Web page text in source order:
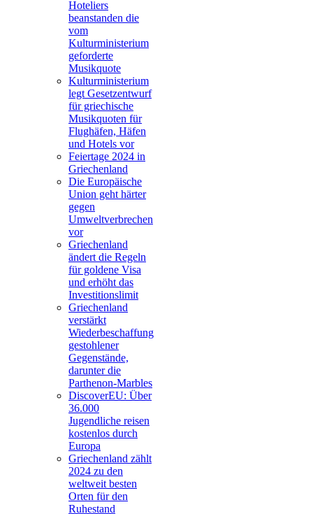
Hoteliers
beanstanden die
vom
Kulturministerium
geforderte
Musikquote
Kulturministerium
legt Gesetzentwurf
für griechische
Musikquoten für
Flughäfen, Häfen
und Hotels vor
Feiertage 2024 in
Griechenland
Die Europäische
Union geht härter
gegen
Umweltverbrechen
vor
Griechenland
ändert die Regeln
für goldene Visa
und erhöht das
Investitionslimit
Griechenland
verstärkt
Wiederbeschaffung
gestohlener
Gegenstände,
darunter die
Parthenon-Marbles
DiscoverEU: Über
36.000
Jugendliche reisen
kostenlos durch
Europa
Griechenland zählt
2024 zu den
weltweit besten
Orten für den
Ruhestand